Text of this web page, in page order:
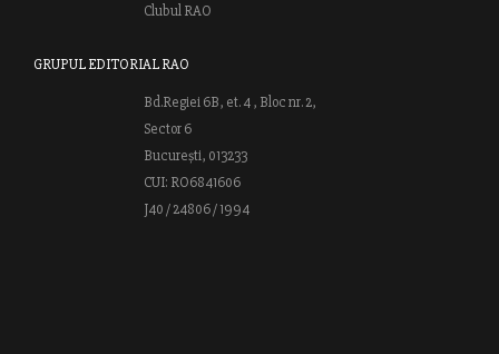
Clubul RAO
GRUPUL EDITORIAL RAO
Bd.Regiei 6B, et. 4 , Bloc nr. 2,
Sector 6
București, 013233
CUI: RO6841606
J40 / 24806 / 1994